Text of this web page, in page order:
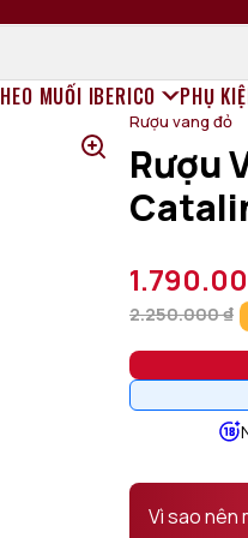
Rượu vang đỏ
Rượu vang trắng
Rượu vang sủi
Rượu vang ngọt
Rượu vang hồng
Rượu vang Organic
HEO MUỐI IBERICO PHỤ
Rượu vang đỏ
Rượu
2.250.000₫
Vì sao nên